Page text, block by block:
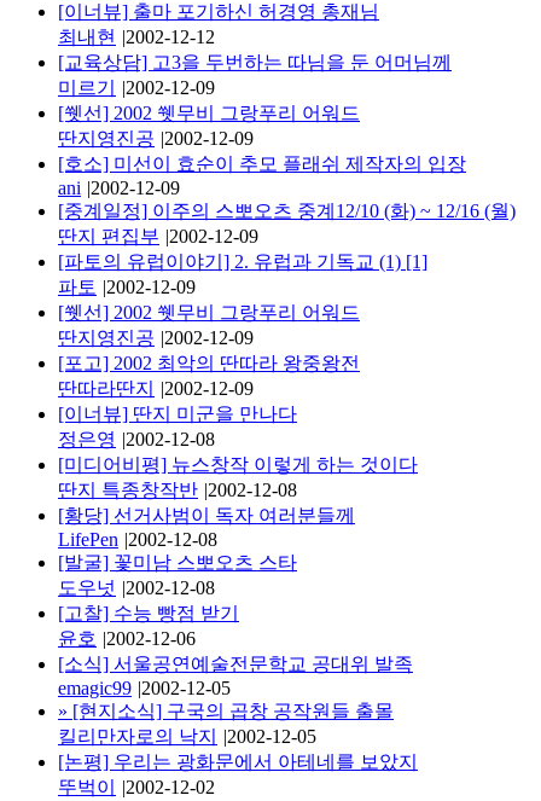
[이너뷰] 출마 포기하신 허경영 총재님
최내현 |2002-12-12
[교육상담] 고3을 두번하는 따님을 둔 어머님께
미르기
|2002-12-09
[쒯선] 2002 쒯무비 그랑푸리 어워드
딴지영진공 |2002-12-09
[호소] 미선이 효순이 추모 플래쉬 제작자의 입장
ani |2002-12-09
[중계일정] 이주의 스뽀오츠 중계12/10 (화) ~ 12/16 (월)
딴지 편집부 |2002-12-09
[파토의 유럽이야기] 2. 유럽과 기독교 (1) [1]
파토 |2002-12-09
[쒯선] 2002 쒯무비 그랑푸리 어워드
딴지영진공 |2002-12-09
[포고] 2002 최악의 딴따라 왕중왕전
딴따라딴지
|2002-12-09
[이너뷰] 딴지 미군을 만나다
정은영 |2002-12-08
[미디어비평] 뉴스창작 이렇게 하는 것이다
딴지 특종창작반 |2002-12-08
[황당] 선거사범이 독자 여러분들께
LifePen |2002-12-08
[발굴] 꽃미남 스뽀오츠 스타
도우넛 |2002-12-08
[고찰] 수능 빵점 받기
윤호 |2002-12-06
[소식] 서울공연예술전문학교 공대위 발족
emagic99 |2002-12-05
» [현지소식] 구국의 곱창 공작원들 출몰
킬리만자로의 낙지
|2002-12-05
[논평] 우리는 광화문에서 아테네를 보았지
뚜벅이
|2002-12-02